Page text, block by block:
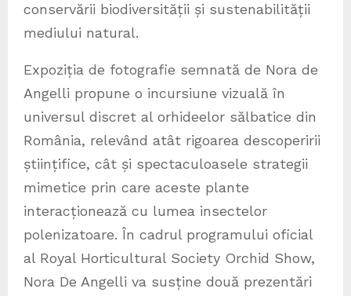
conservării biodiversității și sustenabilității
mediului natural.
Expoziția de fotografie semnată de Nora de
Angelli propune o incursiune vizuală în
universul discret al orhideelor sălbatice din
România, relevând atât rigoarea descoperirii
științifice, cât și spectaculoasele strategii
mimetice prin care aceste plante
interacționează cu lumea insectelor
polenizatoare. În cadrul programului oficial
al Royal Horticultural Society Orchid Show,
Nora De Angelli va susține două prezentări